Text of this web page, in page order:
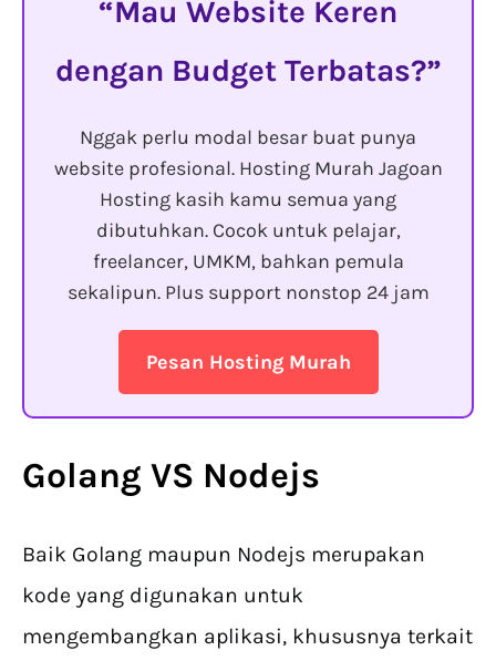
Mau Website Keren
dengan Budget Terbatas?
Nggak perlu modal besar buat punya
website profesional. Hosting Murah Jagoan
Hosting kasih kamu semua yang
dibutuhkan. Cocok untuk pelajar,
freelancer, UMKM, bahkan pemula
sekalipun. Plus support nonstop 24 jam
Pesan Hosting Murah
Golang VS Nodejs
Baik Golang maupun Nodejs merupakan
kode yang digunakan untuk
mengembangkan aplikasi, khususnya terkait